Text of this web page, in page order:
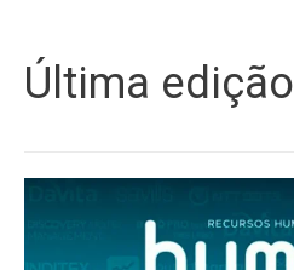
Última edição